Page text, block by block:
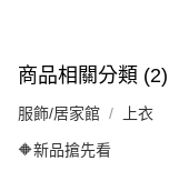
商品相關分類 (2)
服飾/居家館 上衣
🔶新品搶先看